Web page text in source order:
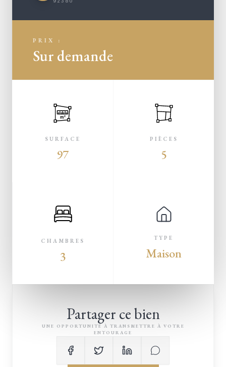
PRIX :
Sur demande
m²
SURFACE
97
PIÈCES
5
CHAMBRES
3
TYPE
Maison
Partager ce bien
UNE OPPORTUNITÉ À TRANSMETTRE À VOTRE
ENTOURAGE